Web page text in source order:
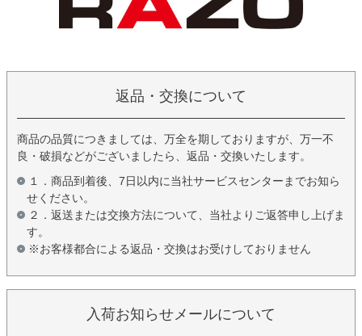
返品・交換について
商品の品質につきましては、万全を期しておりますが、万一不
良・破損などがございましたら、返品・交換いたします。
１．商品到着後、7日以内に当社サービスセンターまでお知ら
せください。
２．返送または交換方法について、当社よりご返答申し上げま
す。
※お客様都合による返品・交換はお受けしておりません
入荷お知らせメールについて